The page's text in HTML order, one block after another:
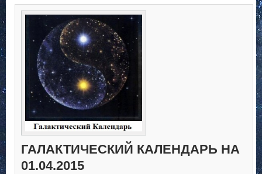
Галактический
Календарь
на
02.04.2015
ГАЛАКТИЧЕСКИЙ КАЛЕНДАРЬ НА
01.04.2015